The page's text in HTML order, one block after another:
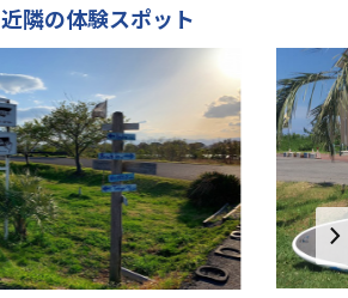
近隣の体験スポット